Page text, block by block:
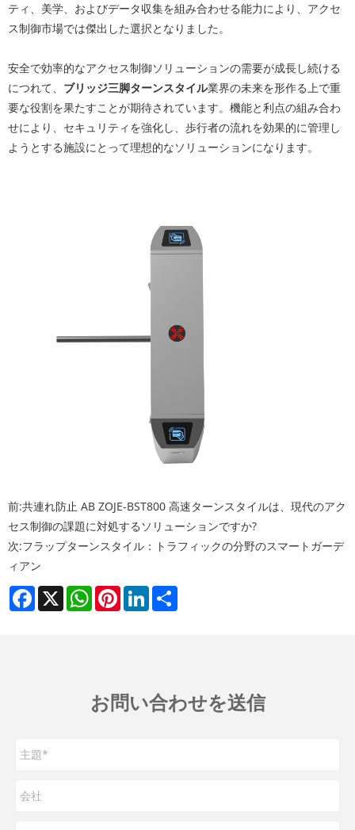
ティ、美学、およびデータ収集を組み合わせる能力により、アクセ
ス制御市場では傑出した選択となりました。
安全で効率的なアクセス制御ソリューションの需要が成長し続ける
につれて、 ブリッジ三脚ターンスタイル業界の未来を形作る上で重
要な役割を果たすことが期待されています。機能と利点の組み合わ
せにより、セキュリティを強化し、歩行者の流れを効果的に管理し
ようとする施設にとって理想的なソリューションになります。
前:共連れ防止 AB ZOJE-BST800 高速ターンスタイルは、現代のアク
セス制御の課題に対処するソリューションですか?
次:フラップターンスタイル：トラフィックの分野のスマートガーデ
ィアン
Facebook
X WhatsAppPinterestLinkedIn
お問い合わせを送信